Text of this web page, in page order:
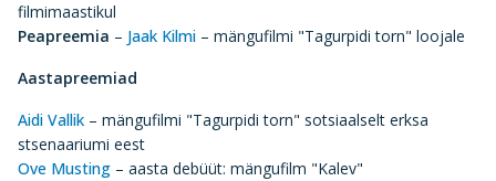
filmimaastikul
Peapreemia – Jaak Kilmi – mängufilmi "Tagurpidi torn" loojale
Aastapreemiad
Aidi Vallik – mängufilmi "Tagurpidi torn" sotsiaalselt erksa
stsenaariumi eest
Ove Musting – aasta debüüt: mängufilm "Kalev"